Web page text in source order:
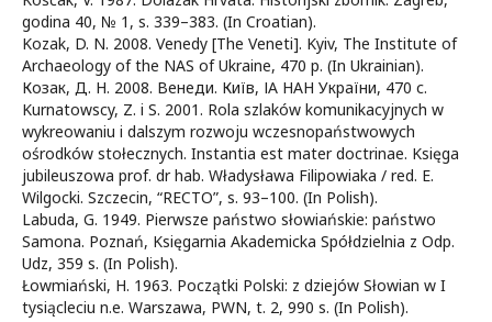
godina 40, № 1, s. 339–383. (In Croatian).
Kozak, D. N. 2008. Venedy [The Veneti]. Kyiv, The Institute of
Archaeology of the NAS of Ukraine, 470 p. (In Ukrainian).
Козак, Д. Н. 2008. Венеди. Київ, ІА НАН України, 470 с.
Kurnatowscy, Z. i S. 2001. Rola szlaków komunikacyjnych w
wykreowaniu i dalszym rozwoju wczesnopaństwowych
ośrodków stołecznych. Instantia est mater doctrinae. Księga
jubileuszowa prof. dr hab. Władysława Filipowiaka / red. E.
Wilgocki. Szczecin, “RECTO”, s. 93–100. (In Polish).
Labuda, G. 1949. Pierwsze państwo słowiańskie: państwo
Samona. Poznań, Księgarnia Akademicka Spółdzielnia z Odp.
Udz, 359 s. (In Polish).
Łowmiański, H. 1963. Początki Polski: z dziejów Słowian w I
tysiącleciu n.e. Warszawa, PWN, t. 2, 990 s. (In Polish).